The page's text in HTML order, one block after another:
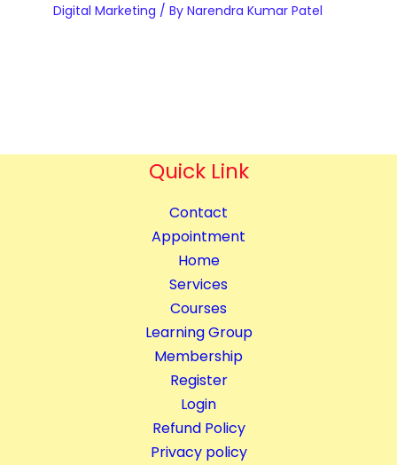
e
Digital Marketing / By Narendra Kumar Patel
Quick Link
Contact
Appointment
Home
Services
Courses
Learning Group
Membership
Register
Login
Refund Policy
Privacy policy